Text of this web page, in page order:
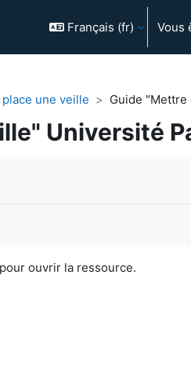
Français ‎(fr)‎ Vous
une veille Guide
Université
pour ouvrir la ressource.